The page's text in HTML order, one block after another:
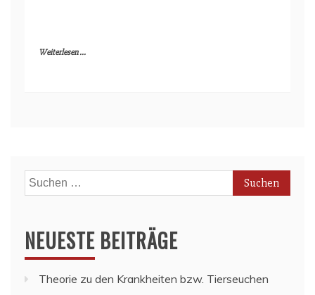
Weiterlesen ...
Suchen
nach:
NEUESTE BEITRÄGE
Theorie zu den Krankheiten bzw. Tierseuchen